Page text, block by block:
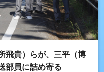
飛貴）らが、三平（博
部員に詰め寄る